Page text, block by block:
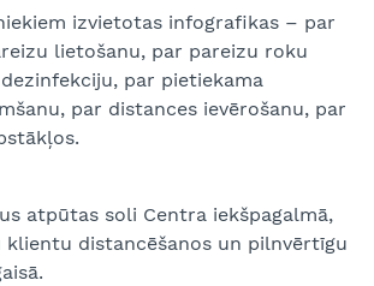
izvietotas infografikas – par
lietošanu, par pareizu roku
par pietiekama
par distances ievērošanu, par
atpūtas soli Centra iekšpagalmā,
distancēšanos un pilnvērtīgu